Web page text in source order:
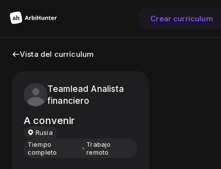
Crear currículum
Vista del currículum
Teamlead Analista
financiero
A convenir
Rusia
Tiempo
completo
Trabajo
remoto